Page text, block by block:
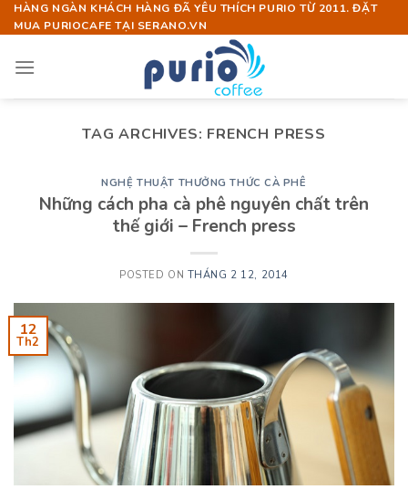
Skip
to
HÀNG NGÀN KHÁCH HÀNG ĐÃ YÊU THÍCH PURIO TỪ 2011. ĐẶT
MUA PURIOCAFE TẠI SERANO.VN
TAG ARCHIVES: FRENCH PRESS
NGHỆ THUẬT THƯỞNG THỨC CÀ PHÊ
Những cách pha cà phê nguyên chất trên
thế giới – French press
POSTED ON THÁNG 2 12, 2014
12
Th2